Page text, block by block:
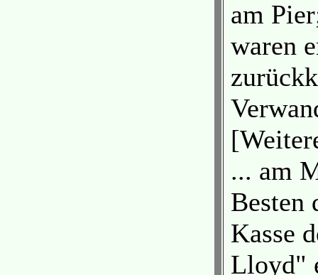
am
waren
... am
Besten
Kasse
Lloyd"